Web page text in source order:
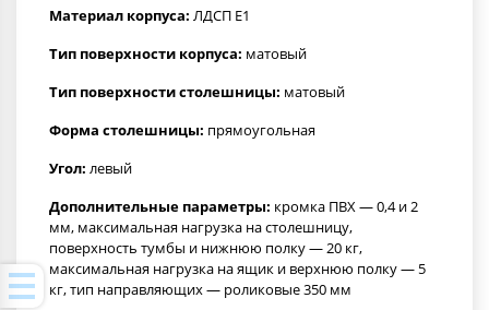
Материал корпуса: ЛДСП Е1
Тип поверхности корпуса: матовый
Тип поверхности столешницы: матовый
Форма столешницы: прямоугольная
Угол: левый
Дополнительные параметры: кромка ПВХ — 0,4 и 2
мм, максимальная нагрузка на столешницу,
поверхность тумбы и нижнюю полку — 20 кг,
максимальная нагрузка на ящик и верхнюю полку — 5
кг, тип направляющих — роликовые 350 мм